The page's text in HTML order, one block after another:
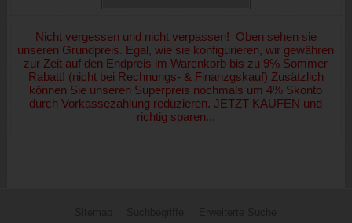
Nicht vergessen und nicht verpassen! Oben sehen sie
unseren Grundpreis. Egal, wie sie konfigurieren, wir gewähren
zur Zeit auf den Endpreis im Warenkorb bis zu 9% Sommer
Rabatt! (nicht bei Rechnungs- & Finanzgskauf) Zusätzlich
können Sie unseren Superpreis nochmals um 4% Skonto
durch Vorkassezahlung reduzieren. JETZT KAUFEN und
richtig sparen...